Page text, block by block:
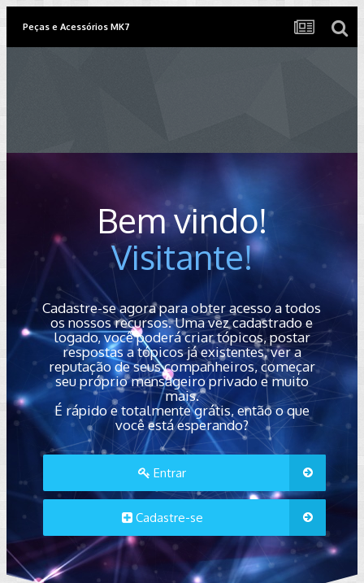
Peças e Acessórios MK7
Bem vindo!
Visitante!
Cadastre-se agora para obter acesso a todos
os nossos recursos. Uma vez cadastrado e
logado, você poderá criar tópicos, postar
respostas a tópicos já existentes, ver a
reputação de seus companheiros, começar
seu próprio mensageiro privado e muito
mais.
É rápido e totalmente grátis, então o que
você está esperando?
Entrar
Cadastre-se